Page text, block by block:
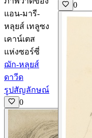
แอน-มารี-
หลุยส์ เทลูซง
เคาน์เตส
แห่งซอร์ซี่
ฌัก-หลุยส์
ดาวีด
รูปสัญลักษณ์
0
0